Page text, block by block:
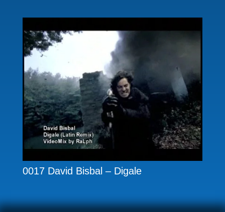
0017 David Bisbal – Digale